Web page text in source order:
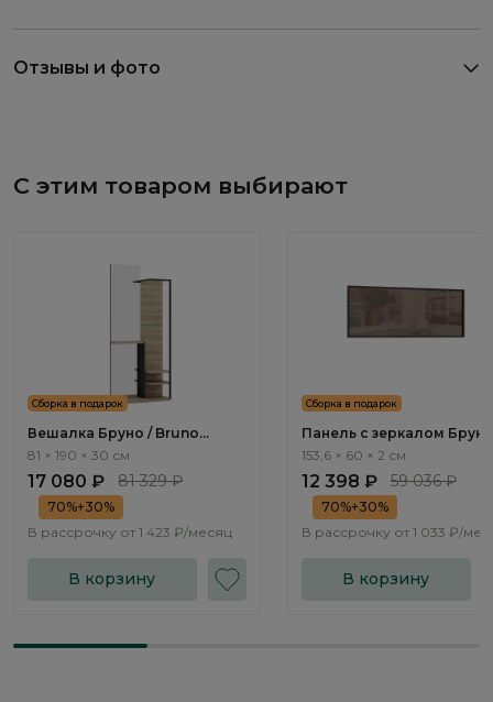
Отзывы и фото
С этим товаром выбирают
Сборка в подарок
Вешалка Бруно / Bruno
BC1060.0
81 × 190 × 30 см
17 080 ₽ 81 329 ₽
70%+30%
В рассрочку от 1 423 ₽/месяц
В корзину
Сборка в подарок
Панель с зеркалом
Bruno BC1051.0
153,6 × 60 × 2 см
12 398 ₽ 59 036 ₽
70%+30%
В рассрочку от 1 033 ₽/
В корзину